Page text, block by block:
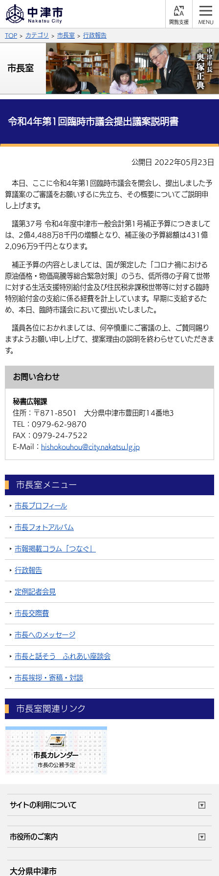
やさしい日本語
ふりがなをつける
背景色
青
文字の大きさ
拡大 標準 縮小
言語を選択
中国語（繁体字） 韓国語（한국어）
組織案内
サイト内検索
くらしの情報
福祉・介護 健康・予防
税金
環境・衛生 生涯学習・スポーツ・人権
選挙
入札・契約 産業・雇用
農林水産業
都市整備
子育て・教育
施設情報
手当・助成 健康・医療
観光なび スポットを探す
買う・おみやげ 四季のイベント・祭り
移住・定住
市政情報
地方創生・地域活性化 広報・広聴
行政・計画
TOP カテゴリ 市長室 行政報告
市長室
令和4年第1回臨時市議会提出議案説明書
公開日 2022年05月23日
本日、ここに令和4年第1回臨時市議会を開会し、提出しました予
算議案のご審議をお願いするに先立ち、その概要についてご説明申
し上げます。
議第37号 令和4年度中津市一般会計第1号補正予算につきまして
は、2億4,488万8千円の増額となり、補正後の予算総額は431億
2,096万9千円となります。
補正予算の内容としましては、国が策定した「コロナ禍における
原油価格・物価高騰等総合緊急対策」のうち、低所得の子育て世帯
に対する生活支援特別給付金及び住民税非課税世帯等に対する臨時
特別給付金の支給に係る経費を計上しています。早期に支給するた
め、本日、臨時市議会において提出いたしました。
議員各位におかれましては、何卒慎重にご審議の上、ご賛同賜り
ますようお願い申し上げて、提案理由の説明を終わらせていただきま
す。
お問い合わせ
秘書広報課
住所： 〒871-8501 大分県中津市豊田町14番地3
TEL： 0979-62-9870
FAX： 0979-24-7522
E-Mail： hishokouhou@city.nakatsu.lg.jp
市長室メニュー
市長プロフィール
市長フォトアルバム
市報掲載コラム「つなぐ」
行政報告
定例記者会見
市長交際費
市長へのメッセージ
市長と話そう ふれあい座談会
市長挨拶・寄稿・対談
市長室関連リンク
サイトの利用について
サイトマップ
市役所のご案内
庁舎地図 組織案内
大分県中津市